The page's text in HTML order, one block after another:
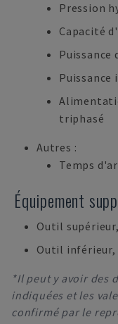
Pression
Capacité
Puissance
Puissance
triphasé
Autres :
Temps
Équipement
Outil
Outil inférieur,
*Il peut y avoir des
indiquées et les
confirmé par le